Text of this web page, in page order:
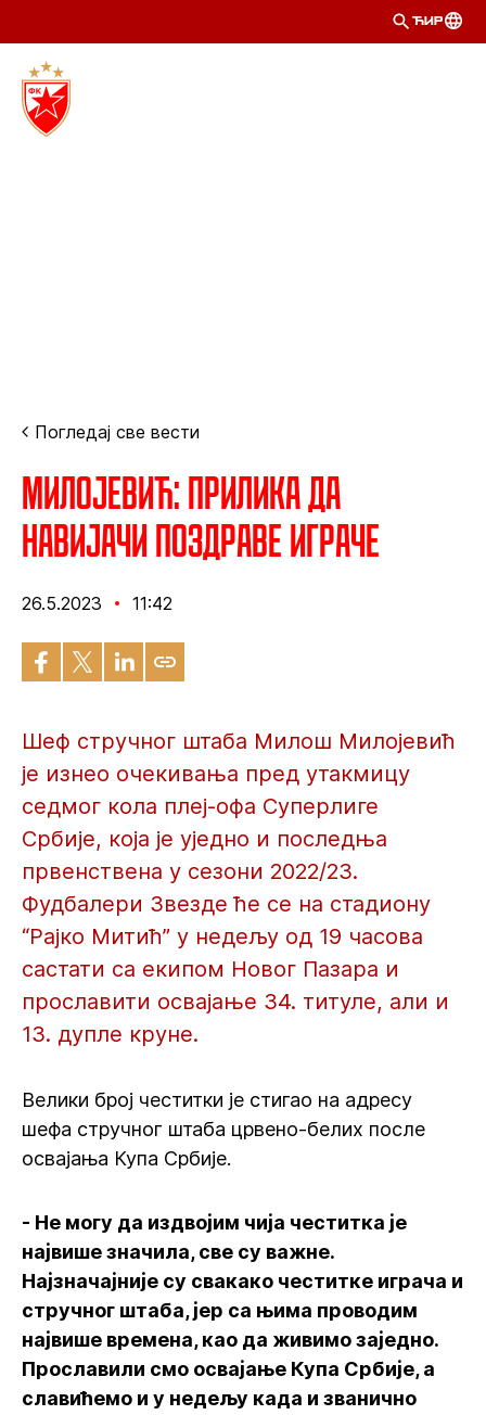
ЋИР
Погледај све вести
Милојевић: Прилика да
навијачи поздраве играче
26.5.2023 11:42
Шеф стручног штаба Милош Милојевић
је изнео очекивања пред утакмицу
седмог кола плеј-офа Суперлиге
Србије, која је уједно и последња
првенствена у сезони 2022/23.
Фудбалери Звезде ће се на стадиону
“Рајко Митић” у недељу од 19 часова
састати са екипом Новог Пазара и
прославити освајање 34. титуле, али и
13. дупле круне.
Велики број честитки је стигао на адресу
шефа стручног штаба црвено-белих после
освајања Купа Србије.
- Не могу да издвојим чија честитка је
највише значила, све су важне.
Најзначајније су свакако честитке играча и
стручног штаба, јер са њима проводим
највише времена, као да живимо заједно.
Прославили смо освајање Купа Србије, а
славићемо и у недељу када и званично